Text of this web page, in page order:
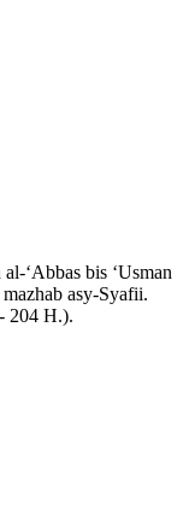
‘Abbas bis ‘Usman
asy-Syafii.
204 H.).